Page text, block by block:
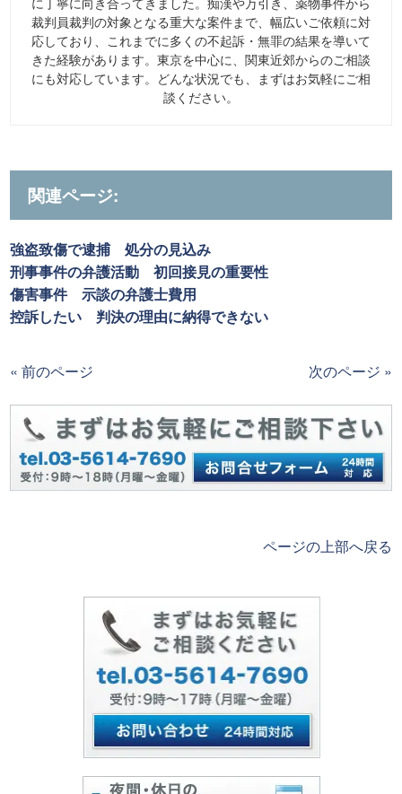
裁判員裁判の対象となる重大な案件まで、幅広いご依頼に対
応しており、これまでに多くの不起訴・無罪の結果を導いて
きた経験があります。東京を中心に、関東近郊からのご相談
にも対応しています。どんな状況でも、まずはお気軽にご相
談ください。
関連ページ:
強盗致傷で逮捕 処分の見込み
刑事事件の弁護活動 初回接見の重要性
傷害事件 示談の弁護士費用
控訴したい 判決の理由に納得できない
« 前のページ 次のページ »
ページの上部へ戻る